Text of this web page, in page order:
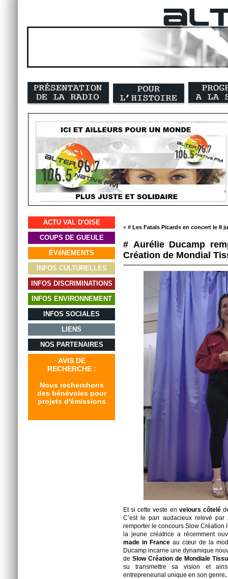
ACTU VAL D'OISE
COUPS DE GUEULE
ÉVéNEMENTS
INFOS CULTURELLES
INFOS DISCRIMINATIONS
INFOS ENVIRONNEMENT
INFOS SOCIALES
LIENS
NOS PARTENAIRES
AVIS DE
RECHERCHE :
Nous recherchons
des bénévoles pour
projets d'émissions
« # Les Fatals Picards en concert le 8
# Aurélie Ducamp
Création de Mondial
Et si cette veste en velours côtelé
C’est le pari audacieux relevé par
remporter le concours Slow Création
la jeune créatrice a récemment
made in France au cœur de la
Ducamp incarne une dynamique
de Slow Création de Mondiale
su transmettre sa vision et
entrepreneurial unique en son genre.